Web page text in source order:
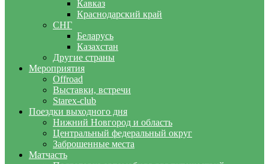
Кавказ
Краснодарский край
СНГ
Беларусь
Казахстан
Другие страны
Мероприятия
Offroad
Выставки, встречи
Starex-club
Поездки выходного дня
Нижний Новгород и область
Центральный федеральный округ
Заброшенные места
Матчасть